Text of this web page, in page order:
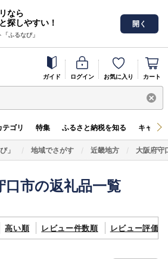
なら
探しやすい！
ふるなび」
開く
ガイド ログイン お気に入り カート
テゴリ 特集 ふるさと納税を知る キャン
」 地域でさがす 近畿地方 大阪府守
口市の返礼品一覧
高い順 レビュー件数順 レビュー評価順